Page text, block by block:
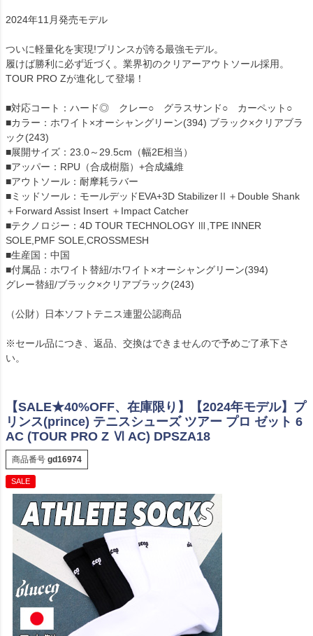
2024年11月発売モデル
ついに軽量化を実現!プリンスが誇る最強モデル。
履けば勝利に必ず近づく。業界初のクリアーアウトソール採用。
TOUR PRO Zが進化して登場！
■対応コート：ハード◎ クレー○ グラスサンド○ カーペット○
■カラー：ホワイト×オーシャングリーン(394) ブラック×クリアブラ
ック(243)
■展開サイズ：23.0～29.5cm（幅2E相当）
■アッパー：RPU（合成樹脂）+合成繊維
■アウトソール：耐摩耗ラバー
■ミッドソール：モールデッドEVA+3D StabilizerⅡ＋Double Shank
＋Forward Assist Insert ＋Impact Catcher
■テクノロジー：4D TOUR TECHNOLOGY Ⅲ,TPE INNER
SOLE,PMF SOLE,CROSSMESH
■生産国：中国
■付属品：ホワイト替紐/ホワイト×オーシャングリーン(394)
グレー替紐/ブラック×クリアブラック(243)
（公財）日本ソフトテニス連盟公認商品
※セール品につき、返品、交換はできませんので予めご了承下さ
い。
【SALE★40%OFF、在庫限り】【2024年モデル】プ
リンス(prince) テニスシューズ ツアー プロ ゼット 6
AC (TOUR PRO Z Ⅵ AC) DPSZA18
商品番号 gd16974
SALE